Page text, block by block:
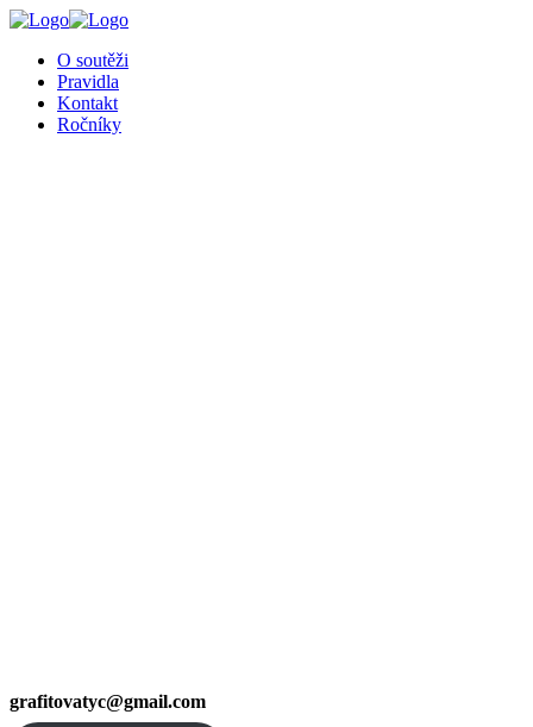
O soutěži
Pravidla
Kontakt
Ročníky
grafitovatyc@gmail.com